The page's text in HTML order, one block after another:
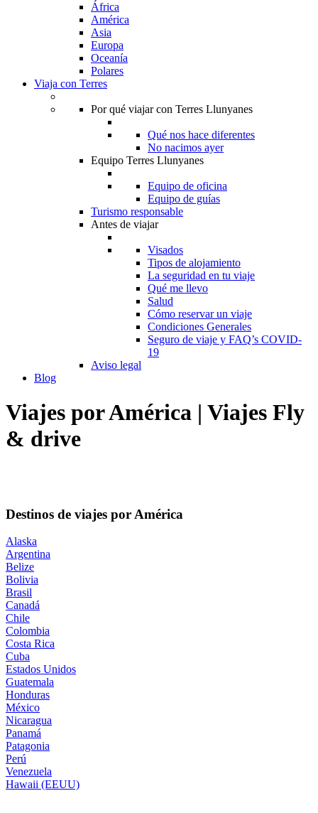
África
América
Asia
Europa
Oceanía
Polares
Viaja con Terres
Por qué viajar con Terres Llunyanes
Qué nos hace diferentes
No nacimos ayer
Equipo Terres Llunyanes
Equipo de oficina
Equipo de guías
Turismo responsable
Antes de viajar
Visados
Tipos de alojamiento
La seguridad en tu viaje
Qué me llevo
Salud
Cómo reservar un viaje
Condiciones Generales
Seguro de viaje y FAQ’s COVID-
19
Aviso legal
Blog
Viajes por América | Viajes Fly
& drive
Destinos de viajes por América
Alaska
Argentina
Belize
Bolivia
Brasil
Canadá
Chile
Colombia
Costa Rica
Cuba
Estados Unidos
Guatemala
Honduras
México
Nicaragua
Panamá
Patagonia
Perú
Venezuela
Hawaii (EEUU)